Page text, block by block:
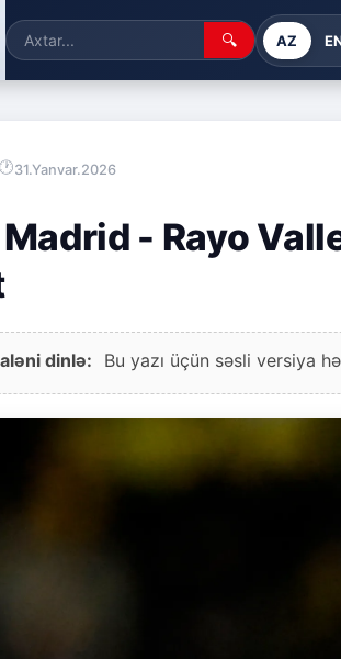
🔍 AZ
31.Yanvar.2026
- Rayo
dinlə: Bu yazı üçün səsli versiya